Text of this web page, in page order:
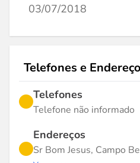
03/07/2018
Telefones e
Telefones
Telefone não informado
Endereços
Sr Bom Jesus, Campo